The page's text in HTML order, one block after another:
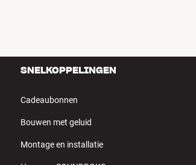
SNELKOPPELINGEN
Cadeaubonnen
Bouwen met geluid
Montage en installatie